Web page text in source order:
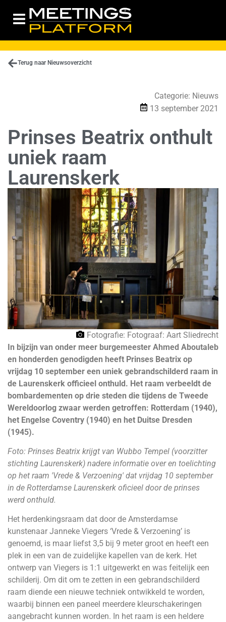
Terug naar Nieuwsoverzicht
Categorie: Nieuws
13 september 2021
Prinses Beatrix onthult
uniek raam
Laurenskerk
Fotografie: Fotograaf: Aart Sliedrecht
In bijzijn van onder meer burgemeester Ahmed Aboutaleb
en honderden genodigden heeft Prinses Beatrix op
vrijdag 10 september een uniek gebrandschilderd raam in
de Laurenskerk officieel onthuld. Het raam verbeeldt de
bombardementen op drie steden die tijdens de Tweede
Wereldoorlog zwaar werden getroffen: Rotterdam (1940),
het Engelse Coventry (1940) en het Duitse Dresden
(1945).
Foto: Prinses Beatrix krijgt van Wubbo Tempel (voorzitter
stichting Laurenskerk) nadere informatie over en toelichting
op het raam 'Vrede & Verzoening' dat vrijdag 10 september
in de Rotterdamse Laurenskerk oficieel door de prinses
werd onthuld.
Het herdenkingsraam dat door de Amsterdamse
kunstenaar Janneke Viegers ‘Vrede & Verzoening’ is
genoemd, is maar liefst 3,5 bij 9 meter groot en heeft een
plek in een van de zuidelijke kapellen van de kerk. Het
ontwerp van Viegers is 1:1 uitgewerkt en was feitelijk een
schilderij. Om dit om te zetten in een gebrandschilderd
raam diende een nieuwe techniek ontwikkeld te worden,
waarbij binnen een paneel meerdere kleurschakeringen
aangebracht kunnen worden. In het raam is een heldere